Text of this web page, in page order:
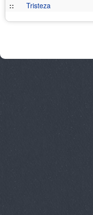
::
Tristeza